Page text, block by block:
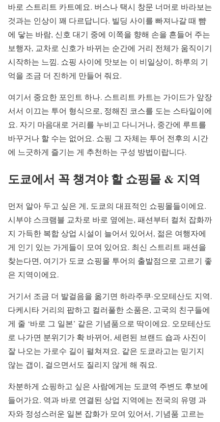
바로 스트리트 카트예요. 버스나 택시 창문 너머로 바라보는
것과는 인상이 꽤 다르답니다. 빌딩 사이를 빠져나갈 때 뺨
에 닿는 바람, 신호 대기 중에 이쪽을 향해 손을 흔들어 주는
보행자, 교차로 신호가 바뀌는 순간에 거리 전체가 움직이기
시작하는 느낌. 쇼핑 사이에 맛보는 이 비일상이, 하루의 기
억을 조금 더 진하게 만들어 줘요.
여기서 중요한 포인트 하나. 스트리트 카트는 가이드가 앞장
서서 이끄는 투어 형식으로, 정해진 코스를 도는 스타일이에
요. 자기 마음대로 거리를 누비고 다니거나, 중간에 루트를
바꾸거나 할 수는 없어요. 쇼핑 그 자체는 투어 전후의 시간
에 느긋하게 즐기는 게 추천하는 구성 방법이랍니다.
도쿄에서 꼭 챙겨야 할 쇼핑몰 & 지역
먼저 알아 두고 싶은 게, 도쿄의 대표적인 쇼핑몰들이에요.
시부야 스크램블 교차로 바로 옆에는, 패션부터 컬처 잡화까
지 가득한 복합 상업 시설이 늘어서 있어서, 젊은 여행자에
게 인기 있는 가게들이 모여 있어요. 최신 스트리트 패션을
찾는다면, 여기가 도쿄 쇼핑몰 투어의 출발점으로 고르기 좋
은 지역이에요.
거기서 조금 더 발걸음을 옮기면 하라주쿠·오모테산도 지역.
다케시타 거리의 팝하고 컬러풀한 소품은, 고국의 친구들에
게 줄 ‘바로 그 일본’ 같은 기념품으로 딱이에요. 오모테산도
로 나가면 분위기가 확 바뀌어, 세련된 브랜드 숍과 사진이
잘 나오는 가로수 길이 펼쳐져요. 같은 도쿄라고는 믿기지
않는 갭이, 걸으면서도 질리지 않게 해 줘요.
차분하게 쇼핑하고 싶은 사람에게는 도쿄역 주변도 후보에
들어가요. 역과 바로 연결된 상업 지역에는 전국의 유명 과
자와 정성스러운 일본 잡화가 모여 있어서, 기념품 고르는